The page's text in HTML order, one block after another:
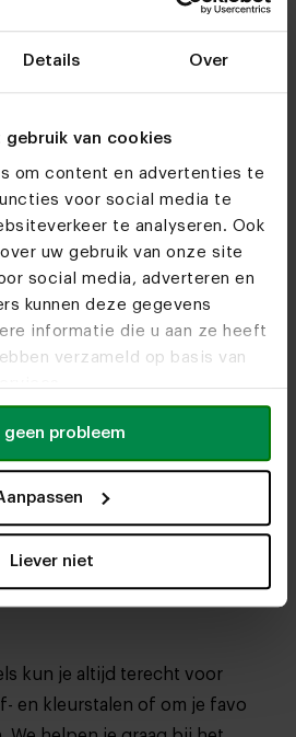
Details Over
gebruik van cookies
om content en advertenties te
voor social media te
te analyseren. Ook
uw gebruik van onze site
social media, adverteren en
kunnen deze gegevens
informatie die u aan ze heeft
verzameld op basis van
geen probleem
Liever niet
kun je altijd terecht voor
en kleurstalen of om je favo